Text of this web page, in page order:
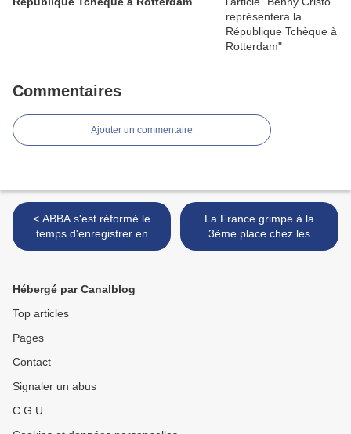
Commentaires
Ajouter un commentaire
< ABBA s'est réformé le
temps d'enregistrer en
studio deux nouveaux titres
La France grimpe à la
3ème place chez les
bookmarkers, alors que les
Hébergé par Canalblog
Top articles
Pages
Contact
Signaler un abus
C.G.U.